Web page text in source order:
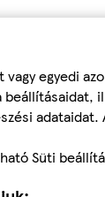
egyedi
Süti